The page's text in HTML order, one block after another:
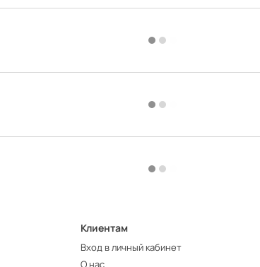
Клиентам
Вход в личный кабинет
О нас